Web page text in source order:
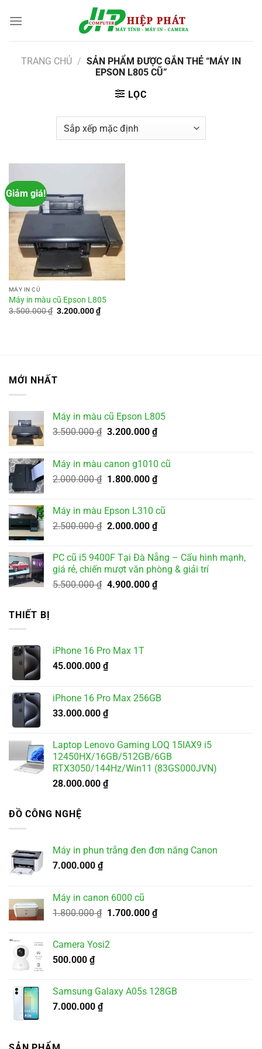
đến
TRANG CHỦ / SẢN PHẨM ĐƯỢC GẮN THẺ “MÁY IN
EPSON L805 CŨ”
LỌC
Giảm giá!
MÁY IN CŨ
Máy in màu cũ Epson L805
3.500.000₫ Giá
3.200.000₫Giá
hiện
MỚI NHẤT
Máy in màu cũ Epson L805
3.500.000₫ Giá
3.500.000 ₫.
3.200.000 ₫Giá
là:
3.200.000 ₫.
Máy in màu canon g1010 cũ
2.000.000₫ Giá
2.000.000 ₫.
1.800.000 ₫Giá
tại
là:
1.800.000 ₫.
Máy in màu Epson L310 cũ
2.500.000₫ Giá
2.500.000 ₫.
2.000.000 ₫Giá
tại
là:
2.000.000 ₫.
PC cũ i5 9400F Tại Đà Nẵng – Cấu hình mạnh,
giá rẻ, chiến mượt văn phòng & giải trí
5.500.000₫ Giá
4.900.000 ₫Giá
THIẾT BỊ
iPhone 16 Pro Max 1T
45.000.000 ₫
iPhone 16 Pro Max 256GB
33.000.000 ₫
Laptop Lenovo Gaming LOQ 15IAX9 i5
12450HX/16GB/512GB/6GB
RTX3050/144Hz/Win11 (83GS000JVN)
28.000.000 ₫
ĐỒ CÔNG NGHỆ
Máy in phun trắng đen đơn năng Canon
7.000.000 ₫
Máy in canon 6000 cũ
1.800.000₫ Giá
1.800.000 ₫.
1.700.000 ₫Giá
Camera Yosi2
500.000 ₫
Samsung Galaxy A05s 128GB
7.000.000 ₫